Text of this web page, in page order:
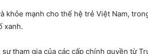
khỏe mạnh cho thế hệ trẻ Việt Nam,
xanh.
tham gia của các cấp chính quyền từ